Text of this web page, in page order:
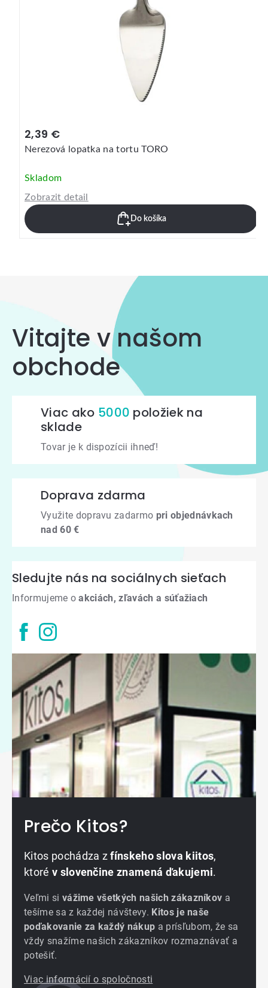
2,39 €
Nerezová lopatka na tortu TORO
Skladom
Zobrazit detail
Do košíka
Vitajte v našom
obchode
Viac ako 5000 položiek na
sklade
Tovar je k dispozícii ihneď!
Doprava zdarma
Využite dopravu zadarmo pri objednávkach
nad 60 €
Sledujte nás na sociálnych sieťach
Informujeme oakciách, zľavách a súťažiach
Prečo Kitos?
Kitos pochádza zfínskeho slova kiitos,
ktoré v slovenčine znamená ďakujemi.
Veľmi si vážime všetkých našich zákazníkov a
tešíme sa z každej návštevy. Kitos je naše
poďakovanie za každý nákup a prísľubom, že sa
vždy snažíme našich zákazníkov rozmaznávať a
potešiť.
Viac informácií o spoločnosti